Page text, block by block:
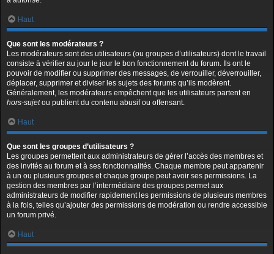
Haut
Que sont les modérateurs ?
Les modérateurs sont des utilisateurs (ou groupes d’utilisateurs) dont le travail
consiste à vérifier au jour le jour le bon fonctionnement du forum. Ils ont le
pouvoir de modifier ou supprimer des messages, de verrouiller, déverrouiller,
déplacer, supprimer et diviser les sujets des forums qu’ils modèrent.
Généralement, les modérateurs empêchent que les utilisateurs partent en
hors-sujetou publient du contenu abusif ou offensant.
Haut
Que sont les groupes d’utilisateurs ?
Les groupes permettent aux administrateurs de gérer l’accès des membres et
des invités au forum et à ses fonctionnalités. Chaque membre peut appartenir
à un ou plusieurs groupes et chaque groupe peut avoir ses permissions. La
gestion des membres par l’intermédiaire des groupes permet aux
administrateurs de modifier rapidement les permissions de plusieurs membres
à la fois, telles qu’ajouter des permissions de modération ou rendre accessible
un forum privé.
Haut